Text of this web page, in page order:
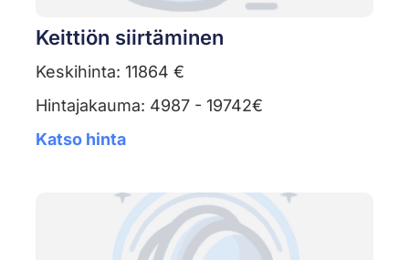
Keittiön siirtäminen
Keskihinta: 11864 €
Hintajakauma: 4987 - 19742€
Katso hinta